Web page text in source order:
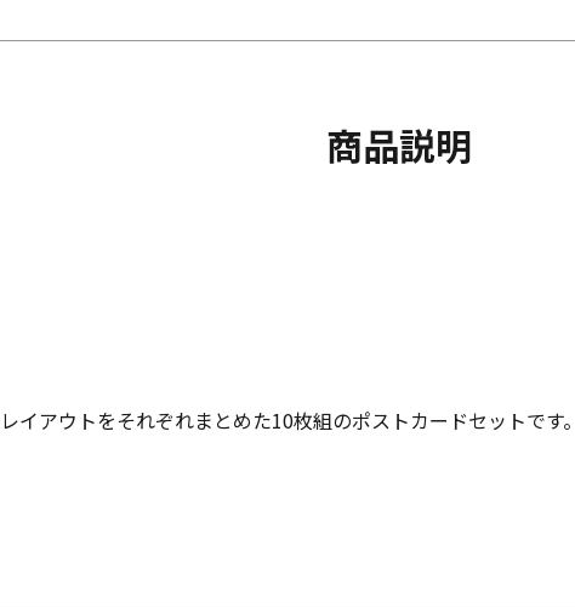
商品説明
イアウトをそれぞれまとめた10枚組のポストカードセットです。